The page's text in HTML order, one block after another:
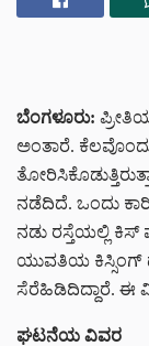
ಬೆಂಗಳೂರು:
ಅಂತಾರೆ.
ನಡೆದಿದೆ. ಒಂದು
ನಡು ರಸ್ತೆಯಲ್ಲಿ ಕಿಸ್‌‌
ಯುವತಿಯ ಕಿಸ್ಸಿಂಗ್‌
ಸೆರೆಹಿಡಿದಿದ್ದಾರೆ. ಈ
ಘಟನೆಯ ವಿವರ